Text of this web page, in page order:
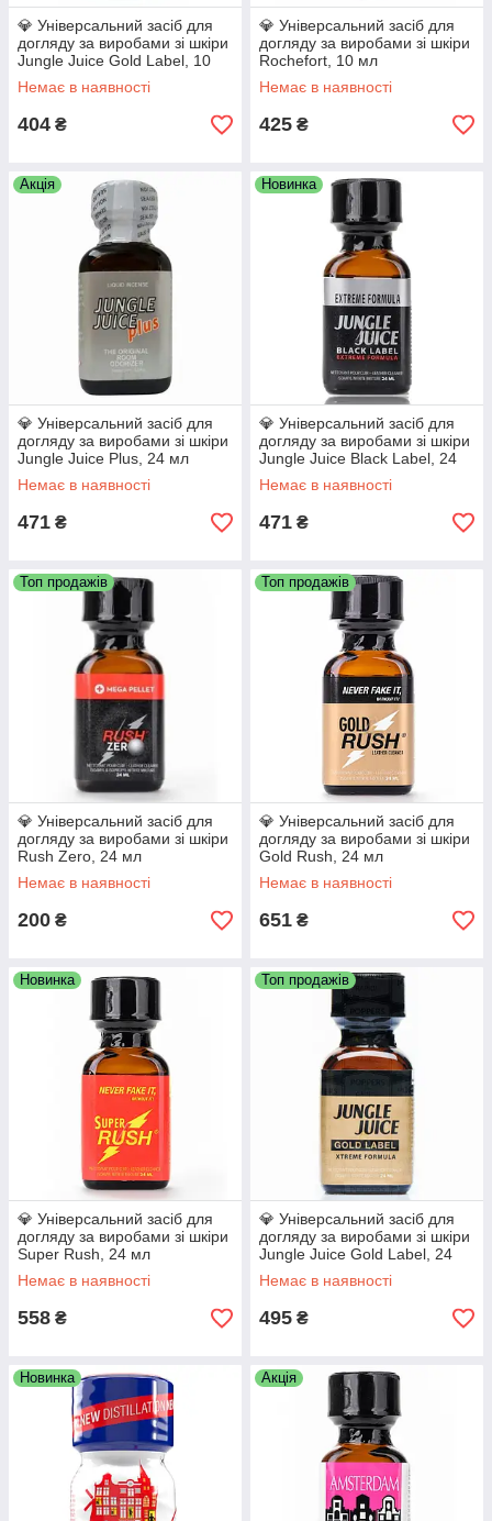
💎 Універсальний засіб для
догляду за виробами зі шкіри
Jungle Juice Gold Label, 10
мл
Немає в наявності
404 ₴
💎 Універсальний засіб для
догляду за виробами зі шкіри
Rochefort, 10 мл
Немає в наявності
425 ₴
Акція
💎 Універсальний засіб для
догляду за виробами зі шкіри
Jungle Juice Plus, 24 мл
Немає в наявності
471 ₴
Новинка
💎 Універсальний засіб для
догляду за виробами зі шкіри
Jungle Juice Black Label, 24
мл
Немає в наявності
471 ₴
Топ продажів
💎 Універсальний засіб для
догляду за виробами зі шкіри
Rush Zero, 24 мл
Немає в наявності
200 ₴
Топ продажів
💎 Універсальний засіб для
догляду за виробами зі шкіри
Gold Rush, 24 мл
Немає в наявності
651 ₴
Новинка
💎 Універсальний засіб для
догляду за виробами зі шкіри
Super Rush, 24 мл
Немає в наявності
558 ₴
Топ продажів
💎 Універсальний засіб для
догляду за виробами зі шкіри
Jungle Juice Gold Label, 24
мл
Немає в наявності
495 ₴
Новинка Акція